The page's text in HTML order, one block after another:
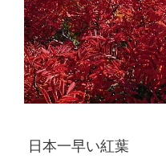
日本一早い紅葉